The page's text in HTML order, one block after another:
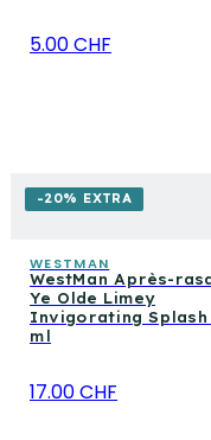
5.00 CHF
-20% EXTRA
WESTMAN
WestMan Après-
Ye Olde Limey
Invigorating Splash
ml
17.00 CHF